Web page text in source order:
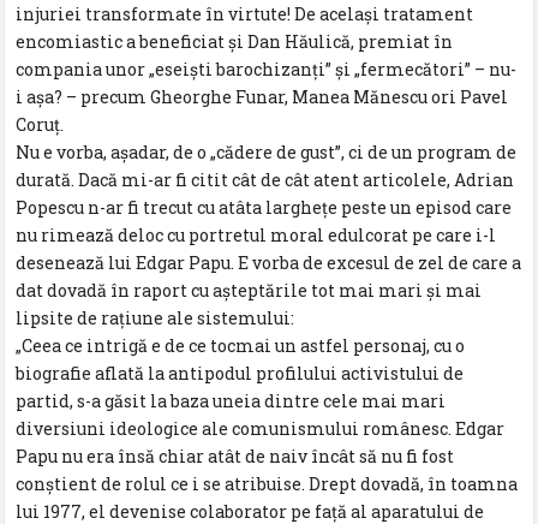
injuriei transformate în virtute! De același tratament
encomiastic a beneficiat și Dan Hăulică, premiat în
compania unor „eseiști barochizanți” și „fermecători” – nu-
i așa? – precum Gheorghe Funar, Manea Mănescu ori Pavel
Coruț.
Nu e vorba, așadar, de o „cădere de gust”, ci de un program de
durată. Dacă mi-ar fi citit cât de cât atent articolele, Adrian
Popescu n-ar fi trecut cu atâta larghețe peste un episod care
nu rimează deloc cu portretul moral edulcorat pe care i-l
desenează lui Edgar Papu. E vorba de excesul de zel de care a
dat dovadă în raport cu așteptările tot mai mari și mai
lipsite de rațiune ale sistemului:
„Ceea ce intrigă e de ce tocmai un astfel personaj, cu o
biografie aflată la antipodul profilului activistului de
partid, s-a găsit la baza uneia dintre cele mai mari
diversiuni ideologice ale comunismului românesc. Edgar
Papu nu era însă chiar atât de naiv încât să nu fi fost
conștient de rolul ce i se atribuise. Drept dovadă, în toamna
lui 1977, el devenise colaborator pe față al aparatului de